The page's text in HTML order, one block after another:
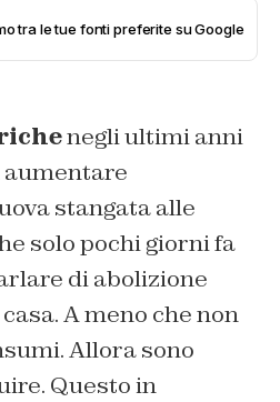
tra le tue fonti preferite su Google
negli ultimi anni
aumentare
stangata alle
solo pochi giorni fa
di abolizione
A meno che non
Allora sono
Questo in